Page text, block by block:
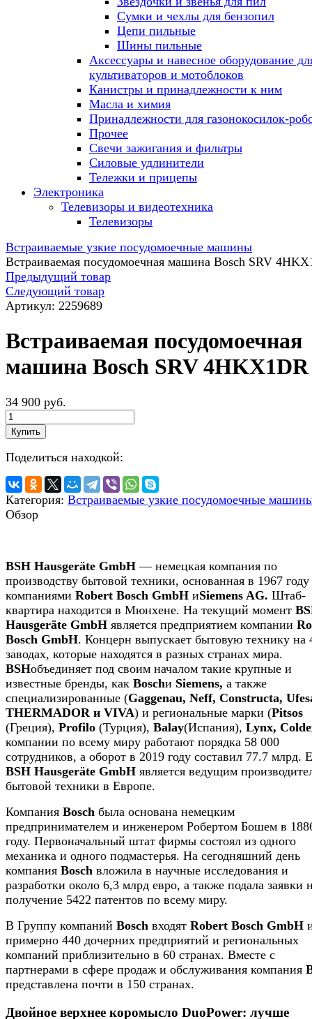
Сумки и чехлы для бензопил
Цепи пильные
Шины пильные
Аксессуары и навесное оборудование
культиваторов и мотоблоков
Канистры и принадлежности к ним
Масла и химия
Принадлежности для газонокосилок-
Прочее
Свечи зажигания и фильтры
Силовые удлинители
Тележки и прицепы
Электроника
Телевизоры и видеотехника
Телевизоры
Встраиваемые узкие посудомоечные машины
Встраиваемая посудомоечная машина Bosch SRV
Предыдущий товар
Следующий товар
Артикул: 2259689
Встраиваемая посудомоечная
машина Bosch SRV 4HKX1DR
34 900 руб.
Купить
Поделиться находкой:
Категория: Встраиваемые узкие посудомоечные
Обзор
BSH Hausgeräte GmbH — немецкая компания по
производству бытовой техники, основанная в 1967 году
компаниями Robert Bosch GmbH иSiemens AG. Штаб-
квартира находится в Мюнхене. На текущий момент
Hausgeräte GmbH является предприятием компании
Bosch GmbH. Концерн выпускает бытовую технику на
заводах, которые находятся в разных странах мира.
BSHобъединяет под своим началом такие крупные и
известные бренды, как Boschи Siemens, а также
специализированные (Gaggenau, Neff, Constructa,
THERMADOR и VIVA) и региональные марки (Pitsos
(Греция), Profilo (Турция), Balay(Испания), Lynx,
компании по всему миру работают порядка 58 000
сотрудников, а оборот в 2019 году составил 77.7 млрд.
BSH Hausgeräte GmbH является ведущим
бытовой техники в Европе.
Компания Bosch была основана немецким
предпринимателем и инженером Робертом Бошем в
году. Первоначальный штат фирмы состоял из одного
механика и одного подмастерья. На сегодняшний день
компания Bosch вложила в научные исследования и
разработки около 6,3 млрд евро, а также подала заявки
получение 5422 патентов по всему миру.
В Группу компаний Bosch входят Robert Bosch GmbH
примерно 440 дочерних предприятий и региональных
компаний приблизительно в 60 странах. Вместе с
партнерами в сфере продаж и обслуживания компания
представлена почти в 150 странах.
Двойное верхнее коромысло DuoPower: лучше